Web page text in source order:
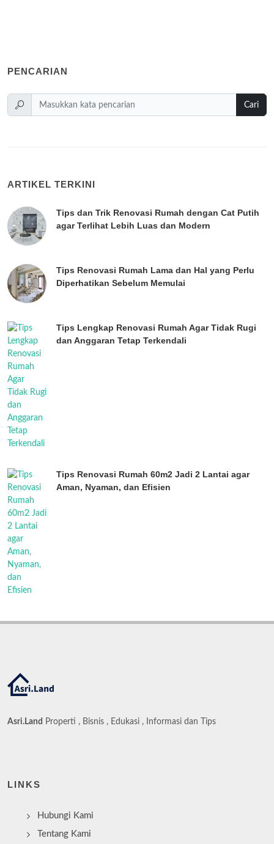
PENCARIAN
Cari
ARTIKEL TERKINI
Tips dan Trik Renovasi Rumah dengan Cat Putih
agar Terlihat Lebih Luas dan Modern
Tips Renovasi Rumah Lama dan Hal yang Perlu
Diperhatikan Sebelum Memulai
Tips Lengkap Renovasi Rumah Agar Tidak Rugi
dan Anggaran Tetap Terkendali
Tips Renovasi Rumah 60m2 Jadi 2 Lantai agar
Aman, Nyaman, dan Efisien
Asri.Land Properti , Bisnis , Edukasi , Informasi dan Tips
LINKS
Hubungi Kami
Tentang Kami